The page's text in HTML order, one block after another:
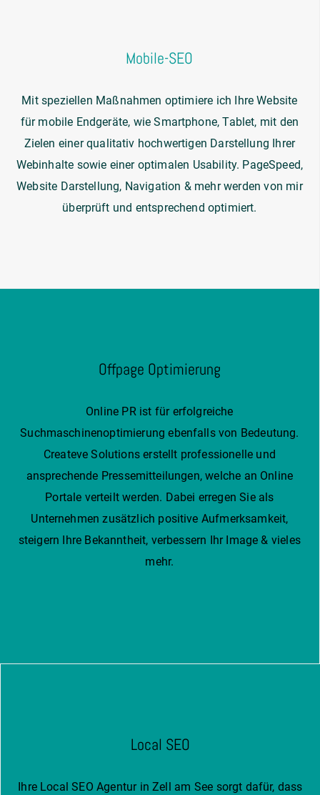
Mobile-SEO
Mit speziellen Maßnahmen optimiere ich Ihre Website
für mobile Endgeräte, wie Smartphone, Tablet, mit den
Zielen einer qualitativ hochwertigen Darstellung Ihrer
Webinhalte sowie einer optimalen Usability. PageSpeed,
Website Darstellung, Navigation & mehr werden von mir
überprüft und entsprechend optimiert.
Offpage Optimierung
Online PR ist für erfolgreiche
Suchmaschinenoptimierung ebenfalls von Bedeutung.
Createve Solutions erstellt professionelle und
ansprechende Pressemitteilungen, welche an Online
Portale verteilt werden. Dabei erregen Sie als
Unternehmen zusätzlich positive Aufmerksamkeit,
steigern Ihre Bekanntheit, verbessern Ihr Image & vieles
mehr.
Local SEO
Ihre Local SEO Agentur in Zell am See sorgt dafür, dass